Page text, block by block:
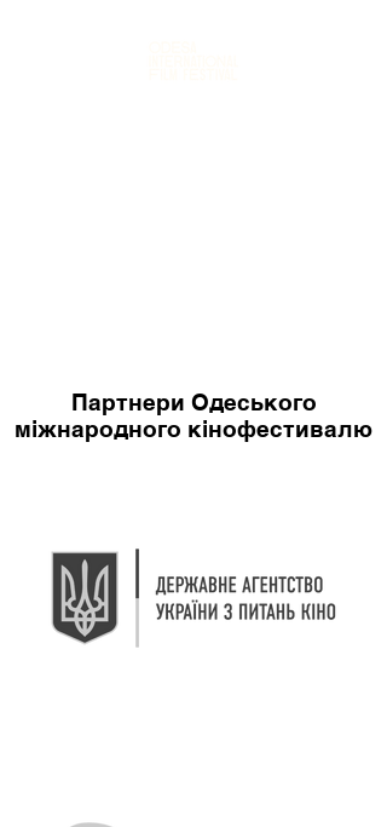
Партнери Одеського
міжнародного кінофестивалю